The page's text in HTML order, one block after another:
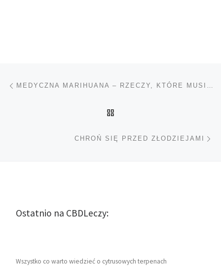
Nawigacja wpisu MEDYCZNA MARIHUANA – RZECZY, KTÓRE MUSISZ WIEDZIEĆ
CHROŃ SIĘ PRZED ZŁODZIEJAMI
Ostatnio na CBDLeczy:
Wszystko co warto wiedzieć o cytrusowych terpenach